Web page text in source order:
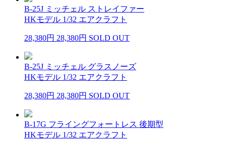
B-25J ミッチェル ストレイファー
HKモデル 1/32 エアクラフト
28,380円 28,380円 SOLD OUT
B-25J ミッチェル グラスノーズ
HKモデル 1/32 エアクラフト
28,380円 28,380円 SOLD OUT
B-17G フライングフォートレス 後期型
HKモデル 1/32 エアクラフト